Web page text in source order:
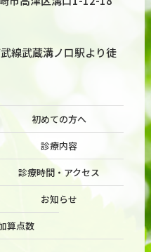
線武蔵溝ノ口駅より徒
初めての方へ
診療内容
診療時間・アクセス
お知らせ
算点数